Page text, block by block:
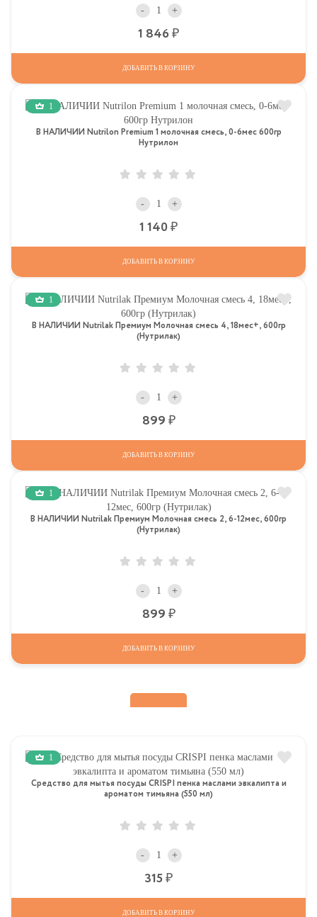
- +
1 846
ДОБАВИТЬ В КОРЗИНУ
1
В НАЛИЧИИ Nutrilon Premium 1 молочная смесь, 0-6мес 600гр
Нутрилон
- +
1 140
ДОБАВИТЬ В КОРЗИНУ
1
В НАЛИЧИИ Nutrilak Премиум Молочная смесь 4, 18мес+, 600гр
(Нутрилак)
- +
899
ДОБАВИТЬ В КОРЗИНУ
1
В НАЛИЧИИ Nutrilak Премиум Молочная смесь 2, 6-12мес, 600гр
(Нутрилак)
- +
899
ДОБАВИТЬ В КОРЗИНУ
1
Средство для мытья посуды CRISPI пенка маслами эвкалипта и
ароматом тимьяна (550 мл)
- +
315
ДОБАВИТЬ В КОРЗИНУ